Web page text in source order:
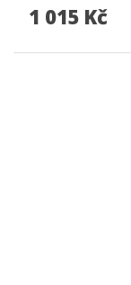
1 015 Kč